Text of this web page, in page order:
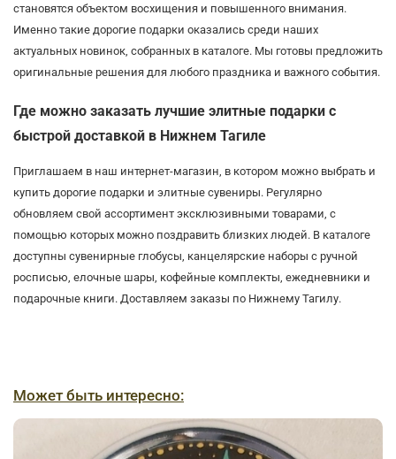
становятся объектом восхищения и повышенного внимания.
Именно такие дорогие подарки оказались среди наших
актуальных новинок, собранных в каталоге. Мы готовы предложить
оригинальные решения для любого праздника и важного события.
Где можно заказать лучшие элитные подарки с
быстрой доставкой в Нижнем Тагиле
Приглашаем в наш интернет-магазин, в котором можно выбрать и
купить дорогие подарки и элитные сувениры. Регулярно
обновляем свой ассортимент эксклюзивными товарами, с
помощью которых можно поздравить близких людей. В каталоге
доступны сувенирные глобусы, канцелярские наборы с ручной
росписью, елочные шары, кофейные комплекты, ежедневники и
подарочные книги. Доставляем заказы по Нижнему Тагилу.
Может быть интересно: